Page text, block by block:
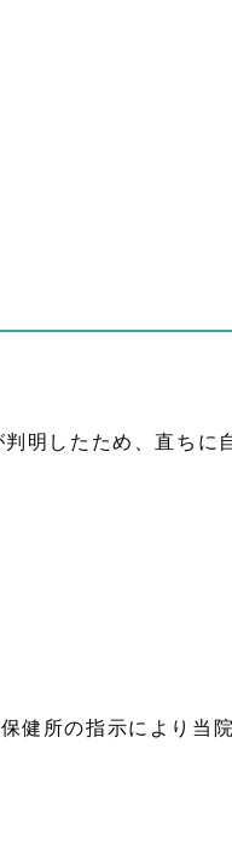
明したため、直ちに
健所の指示により当